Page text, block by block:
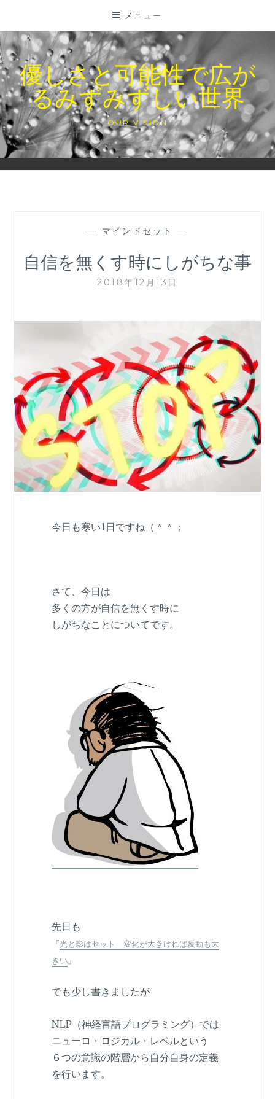
テ
ン
ツ
に
ス
キ
ッ
プ
メニュー
優しさと可能性で広が
るみずみずしい世界
OUR VISION
— マインドセット —
自信を無くす時にしがちな事
2018年12月13日
今日も寒い1日ですね（＾＾；
さて、今日は
多くの方が自信を無くす時に
しがちなことについてです。
先日も
「光と影はセット 変化が大きければ反動も大
きい」
でも少し書きましたが
NLP（神経言語プログラミング）では
ニューロ・ロジカル・レベルという
６つの意識の階層から自分自身の定義
を行います。